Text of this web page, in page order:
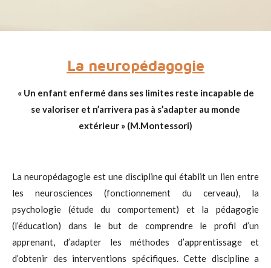
La neuropédagogie
« Un enfant enfermé dans ses limites reste incapable de
se valoriser et n’arrivera pas à s’adapter au monde
extérieur » (M.Montessori)
La neuropédagogie est une discipline qui établit un lien entre
les neurosciences (fonctionnement du cerveau), la
psychologie (étude du comportement) et la pédagogie
(l’éducation) dans le but de comprendre le profil d’un
apprenant, d’adapter les méthodes d’apprentissage et
d’obtenir des interventions spécifiques. Cette discipline a